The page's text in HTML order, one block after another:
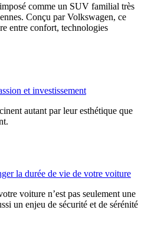
comme un SUV familial très
Conçu par Volkswagen, ce
entre confort, technologies
et investissement
autant par leur esthétique que
la durée de vie de votre voiture
voiture n’est pas seulement une
un enjeu de sécurité et de sérénité